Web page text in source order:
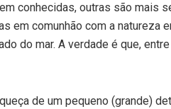
conhecidas, outras são mais
em comunhão com a natureza
do mar. A verdade é que,
de um pequeno (grande)